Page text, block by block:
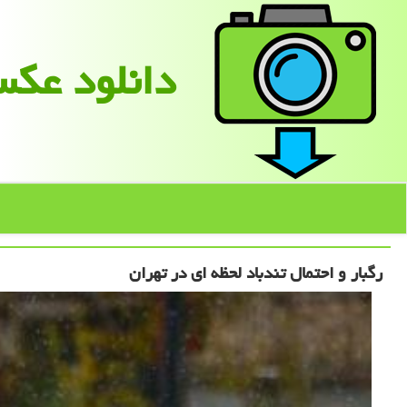
دانلود
رگبار و احتمال تندباد لحظه ای در تهران